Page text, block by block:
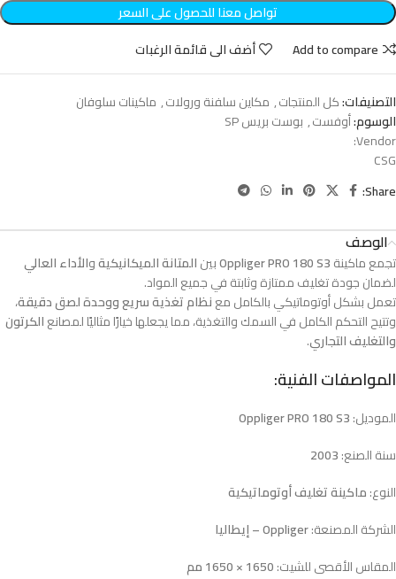
تواصل معنا للحصول على السعر
Add to compare
أضف الى قائمة الرغبات
التصنيفات:كل المنتجات, مكاين سلفنة ورولات, ماكينات سلوفان
الوسوم:أوفست, بوست بريس SP
Vendor:
CSG
Share:
الوصف
تجمع ماكينةOppliger PRO 180 S3بينالمتانة الميكانيكيةوالأداء العالي
لضمان جودة تغليف ممتازة وثابتة في جميع المواد.
تعمل بشكل أوتوماتيكي بالكامل معنظام تغذية سريع ووحدة لصق دقيقة،
وتتيح التحكم الكامل في السمك والتغذية، مما يجعلها خيارًا مثاليًا لمصانعالكرتون
والتغليف التجاري.
المواصفات الفنية:
الموديل:Oppliger PRO 180 S3
سنة الصنع:2003
النوع:ماكينة تغليف أوتوماتيكية
الشركة المصنعة:Oppliger – إيطاليا
المقاس الأقصى للشيت:1650 × 1650 مم